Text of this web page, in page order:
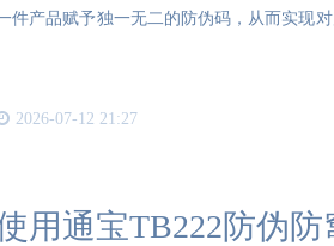
件产品赋予独一无二的防伪码，从而实现
2026-07-12 21:27
用通宝TB222防伪